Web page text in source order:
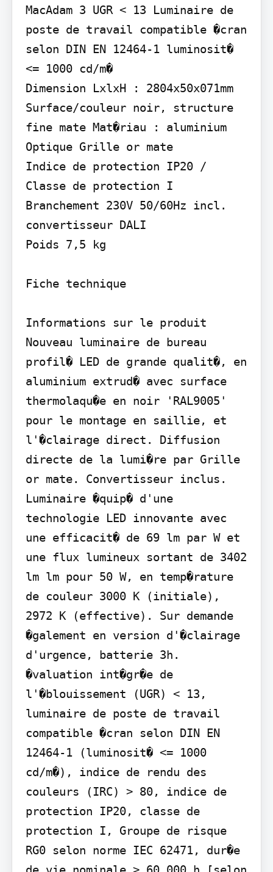
MacAdam 3 UGR < 13 Luminaire de
poste de travail compatible �cran
selon DIN EN 12464-1 luminosit�
<= 1000 cd/m�
Dimension LxlxH : 2804x50x071mm
Surface/couleur noir, structure
fine mate Mat�riau : aluminium
Optique Grille or mate
Indice de protection IP20 /
Classe de protection I
Branchement 230V 50/60Hz incl.
convertisseur DALI
Poids 7,5 kg
Fiche technique
Informations sur le produit
Nouveau luminaire de bureau
profil� LED de grande qualit�, en
aluminium extrud� avec surface
thermolaqu�e en noir 'RAL9005'
pour le montage en saillie, et
l'�clairage direct. Diffusion
directe de la lumi�re par Grille
or mate. Convertisseur inclus.
Luminaire �quip� d'une
technologie LED innovante avec
une efficacit� de 69 lm par W et
une flux lumineux sortant de 3402
lm lm pour 50 W, en temp�rature
de couleur 3000 K (initiale),
2972 K (effective). Sur demande
�galement en version d'�clairage
d'urgence, batterie 3h.
�valuation int�gr�e de
l'�blouissement (UGR) < 13,
luminaire de poste de travail
compatible �cran selon DIN EN
12464-1 (luminosit� <= 1000
cd/m�), indice de rendu des
couleurs (IRC) > 80, indice de
protection IP20, classe de
protection I, Groupe de risque
RG0 selon norme IEC 62471, dur�e